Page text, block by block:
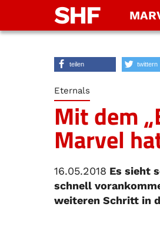
SHF
teilen twittern
Eternals
Mit dem
Marvel
16.05.2018 Es sieht
schnell
weiteren Schritt in